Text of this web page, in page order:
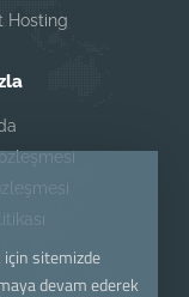
Hosting
sitemizde
devam ederek